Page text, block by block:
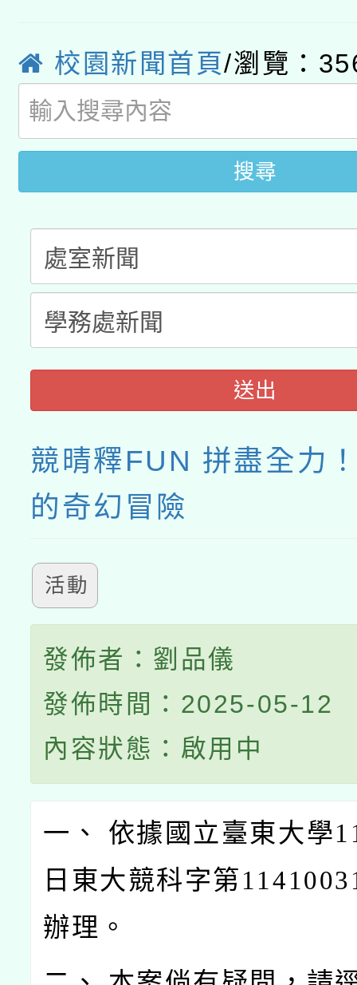
業成長研習」實施計畫
族教育國際趨勢與發展
新北市政府教育局辦理
師專業成長研習實施計
方素養工作坊新北場」
族語言臺北學習中心
「族語學習班」招生簡
轉知有關國立成功大學
文教學共融平台-教案
教育部國民及學前教育
年度COVID-19疫苗接
接種之民眾」措施，延
月28日止
校園新聞首頁/瀏覽：
搜尋
送出
競晴釋FUN 拼盡全力
的奇幻冒險
活動
發佈者：劉品儀
發佈時間：2025-05-12
內容狀態：啟用中
一、 依據國立臺東大學
日東大競科字第
辦理。